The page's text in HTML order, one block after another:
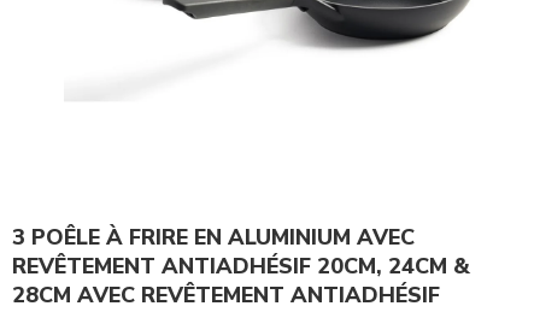
3 POÊLE À FRIRE EN ALUMINIUM AVEC
REVÊTEMENT ANTIADHÉSIF 20CM, 24CM &
28CM AVEC REVÊTEMENT ANTIADHÉSIF